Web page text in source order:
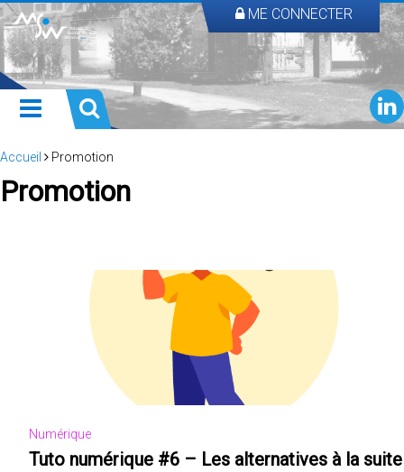
ME CONNECTER
Accueil Promotion
Promotion
Numérique
Tuto numérique #6 – Les alternatives à la suite